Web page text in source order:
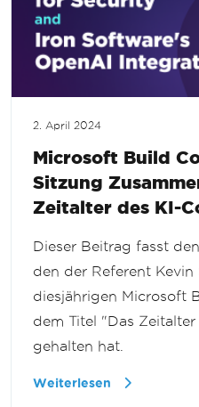
2. April 2024
Microsoft Build
Sitzung
Zeitalter des KI-
Dieser Beitrag fasst
den der Referent
diesjährigen Microsoft
dem Titel "Das
gehalten hat.
Weiterlesen